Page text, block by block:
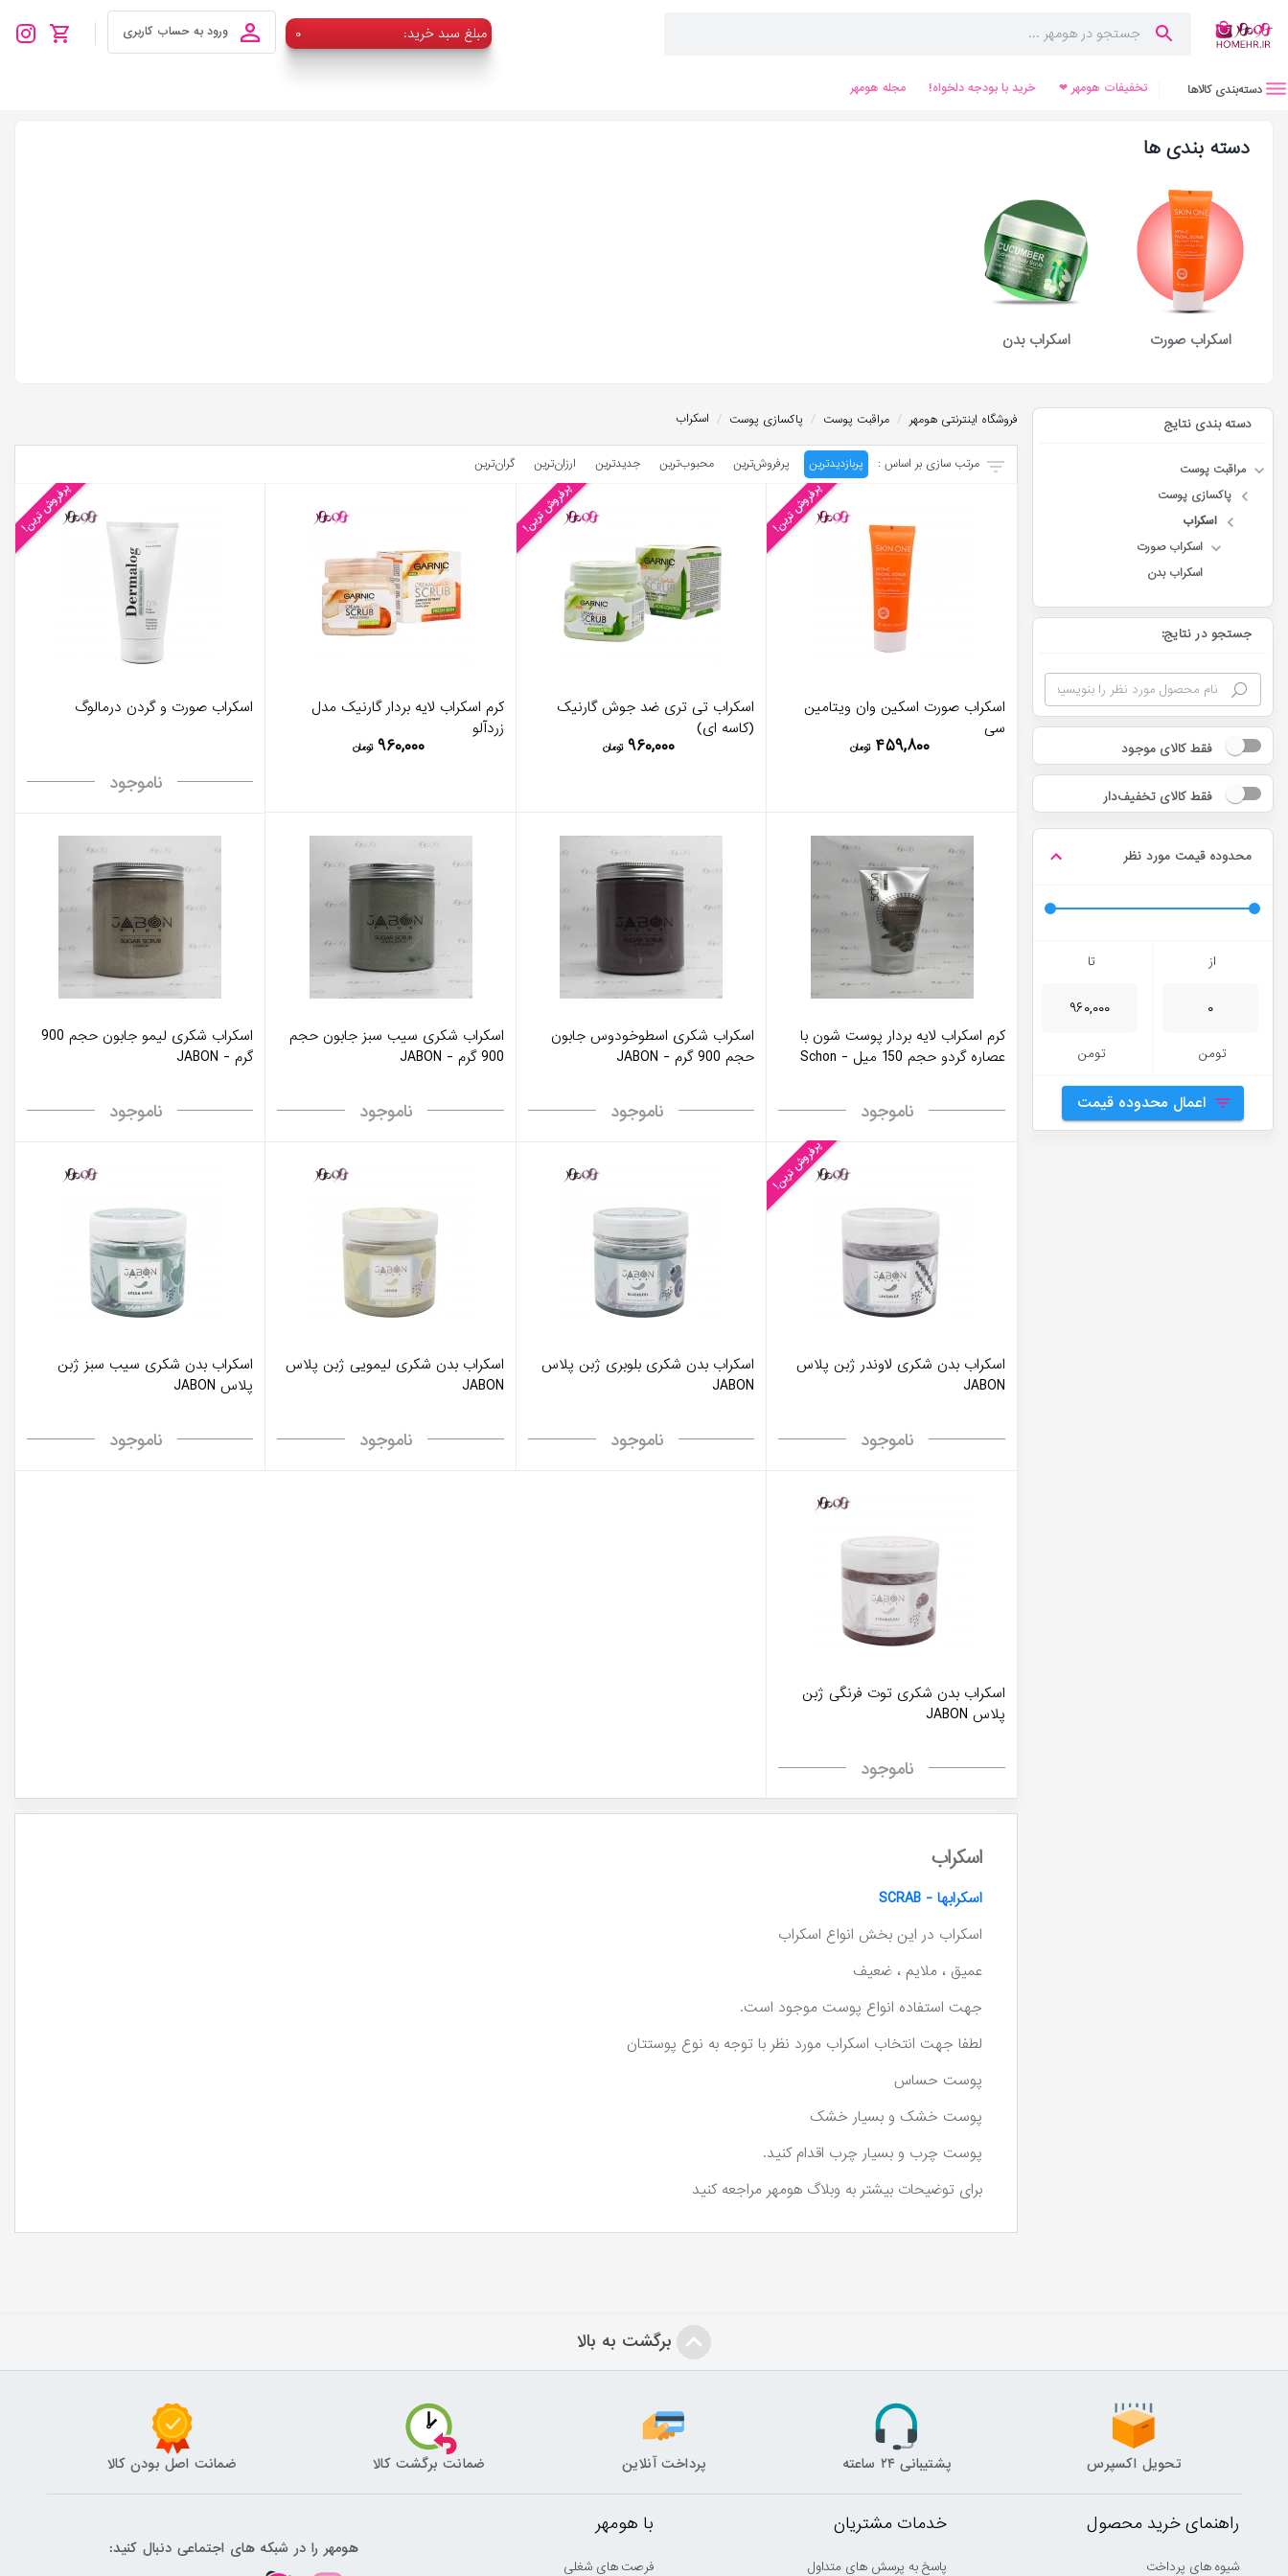
۰ :مبلغ سبد خرید ورود به حساب کاربری
دسته‌بندی کالاها تخفیفات هومهر ❤ خرید با بودجه دلخواه! مجله هومهر
دسته بندی ها
اسکراب صورت اسکراب بدن
دسته بندی نتایج
مراقبت پوست
پاکسازی پوست
اسکراب
اسکراب صورت
اسکراب بدن
جستجو در نتایج:
فقط کالای موجود
فقط کالای تخفیف‌دار
محدوده قیمت مورد نظر
از
تومن
تا
تومن
اعمال محدوده قیمت
فروشگاه اینترنتی هومهر / مراقبت پوست / پاکسازی پوست / اسکراب
مرتب سازی بر اساس : پربازدیدترین پرفروش‌ترین محبوب‌‌ترین جدیدترین ارزان‌ترین گران‌ترین
پرفروش ترین!
اسکراب صورت اسکین وان ویتامین
سی
۴۵۹,۸۰۰ تومان
پرفروش ترین!
اسکراب تی تری ضد جوش گارنیک
(کاسه ای)
۹۶۰,۰۰۰ تومان
کرم اسکراب لایه بردار گارنیک مدل
زردآلو
۹۶۰,۰۰۰ تومان
پرفروش ترین!
اسکراب صورت و گردن درمالوگ
ناموجود
كرم اسكراب لایه بردار پوست شون با
عصاره گردو حجم 150 میل - Schon
ناموجود
اسکراب شکری اسطوخودوس جابون
حجم 900 گرم - JABON
ناموجود
اسکراب شکری سیب سبز جابون حجم
900 گرم - JABON
ناموجود
اسکراب شکری لیمو جابون حجم 900
گرم - JABON
ناموجود
پرفروش ترین!
اسکراب بدن شکری لاوندر ژبن پلاس
JABON
ناموجود
اسکراب بدن شکری بلوبری ژبن پلاس
JABON
ناموجود
اسکراب بدن شکری لیمویی ژبن پلاس
JABON
ناموجود
اسکراب بدن شکری سیب سبز ژبن
پلاس JABON
ناموجود
اسکراب بدن شکری توت فرنگی ژبن
پلاس JABON
ناموجود
اسکراب
اسکرابها - SCRAB
اسکراب در این بخش انواع اسکراب
عمیق ، ملایم ، ضعیف
جهت استفاده انواع پوست موجود است.
لطفا جهت انتخاب اسکراب مورد نظر با توجه به نوع پوستتان
پوست حساس
پوست خشک و بسیار خشک
پوست چرب و بسیار چرب اقدام کنید.
برای توضیحات بیشتر به وبلاگ هومهر مراجعه کنید
برگشت به بالا
تحویل اکسپرس پشتیبانی ۲۴ ساعته پرداخت آنلاین ضمانت برگشت کالا ضمانت اصل بودن کالا
راهنمای خرید محصول
شیوه های پرداخت
خدمات مشتریان
پاسخ به پرسش های متداول
با هومهر
فرصت های شغلی
هومهر را در شبکه های اجتماعی دنبال کنید: